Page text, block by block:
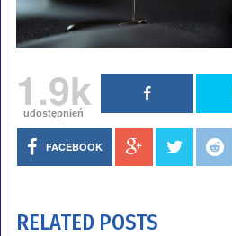
1.9k
udostępnień
FACEBOOK
RELATED POSTS